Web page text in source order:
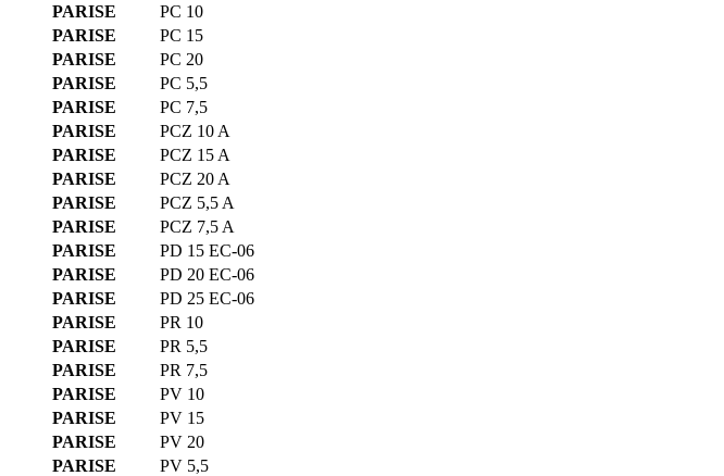
PARISE
PC 10
PARISE
PC 15
PARISE
PC 20
PARISE
PC 5,5
PARISE
PC 7,5
PARISE
PCZ 10 A
PARISE
PCZ 15 A
PARISE
PCZ 20 A
PARISE
PCZ 5,5 A
PARISE
PCZ 7,5 A
PARISE
PD 15 EC-06
PARISE
PD 20 EC-06
PARISE
PD 25 EC-06
PARISE
PR 10
PARISE
PR 5,5
PARISE
PR 7,5
PARISE
PV 10
PARISE
PV 15
PARISE
PV 20
PARISE
PV 5,5